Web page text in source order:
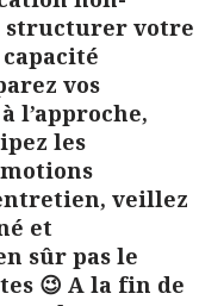
structurer votre
vos
l’approche,
les
veillez
et
sûr pas le
😉 A la fin de